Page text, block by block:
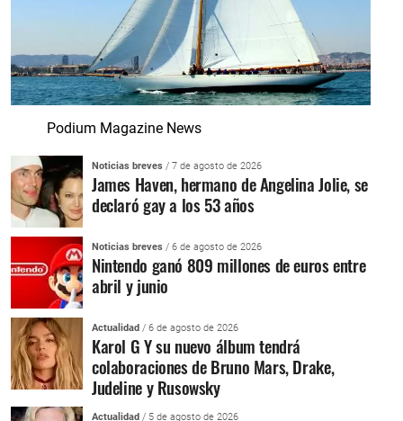
Podium Magazine News
Noticias breves / 7 de agosto de 2026
James Haven, hermano de Angelina Jolie, se
declaró gay a los 53 años
Noticias breves / 6 de agosto de 2026
Nintendo ganó 809 millones de euros entre
abril y junio
Actualidad / 6 de agosto de 2026
Karol G Y su nuevo álbum tendrá
colaboraciones de Bruno Mars, Drake,
Judeline y Rusowsky
Actualidad / 5 de agosto de 2026